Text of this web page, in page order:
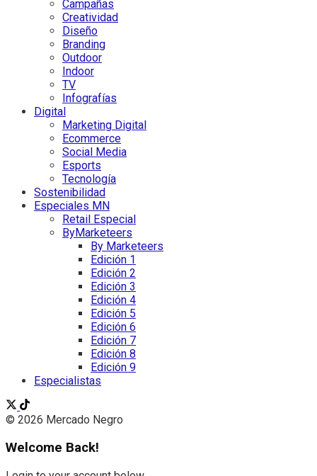
Campañas
Creatividad
Diseño
Branding
Outdoor
Indoor
TV
Infografías
Digital
Marketing Digital
Ecommerce
Social Media
Esports
Tecnología
Sostenibilidad
Especiales MN
Retail Especial
ByMarketeers
By Marketeers
Edición 1
Edición 2
Edición 3
Edición 4
Edición 5
Edición 6
Edición 7
Edición 8
Edición 9
Especialistas
© 2026 Mercado Negro
Welcome Back!